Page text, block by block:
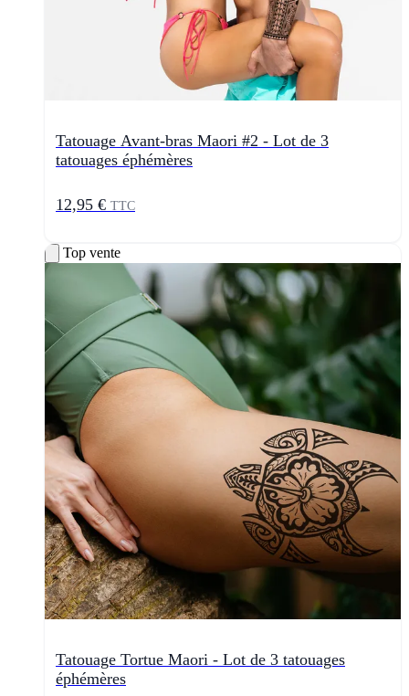
Tatouage Avant-bras Maori #2 - Lot de 3
tatouages éphémères
12,95 € TTC
Top vente
Tatouage Tortue Maori - Lot de 3 tatouages
éphémères